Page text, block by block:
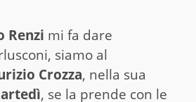
Renzi mi fa dare
siamo al
Crozza, nella sua
, se la prende con le